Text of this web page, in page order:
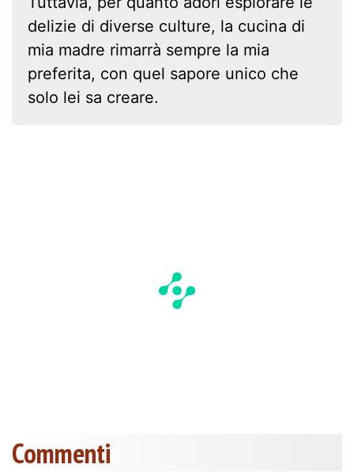
delizie di diverse culture, la cucina di
mia madre rimarrà sempre la mia
preferita, con quel sapore unico che
solo lei sa creare.
Commenti